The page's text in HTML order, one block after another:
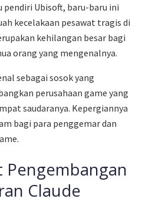
pendiri Ubisoft, baru-baru ini
kecelakaan pesawat tragis di
kehilangan besar bagi
orang yang mengenalnya.
sebagai sosok yang
perusahaan game yang
saudaranya. Kepergiannya
bagi para penggemar dan
Pengembangan
Claude